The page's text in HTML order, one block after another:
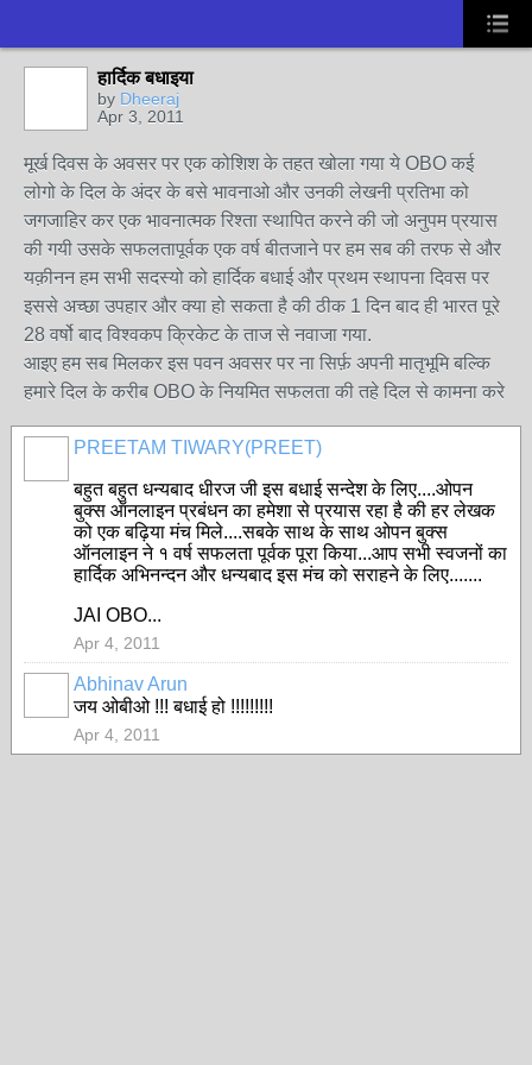
हार्दिक बधाइया
by Dheeraj
Apr 3, 2011
मूर्ख दिवस के अवसर पर एक कोशिश के तहत खोला गया ये OBO कई
लोगो के दिल के अंदर के बसे भावनाओ और उनकी लेखनी प्रतिभा को
जगजाहिर कर एक भावनात्मक रिश्ता स्थापित करने की जो अनुपम प्रयास
की गयी उसके सफलतापूर्वक एक वर्ष बीतजाने पर हम सब की तरफ से और
यक़ीनन हम सभी सदस्यो को हार्दिक बधाई और प्रथम स्थापना दिवस पर
इससे अच्छा उपहार और क्या हो सकता है की ठीक 1 दिन बाद ही भारत पूरे
28 वर्षो बाद विश्वकप क्रिकेट के ताज से नवाजा गया.
आइए हम सब मिलकर इस पवन अवसर पर ना सिर्फ़ अपनी मातृभूमि बल्कि
हमारे दिल के करीब OBO के नियमित सफलता की तहे दिल से कामना करे
PREETAM TIWARY(PREET)
बहुत बहुत धन्यबाद धीरज जी इस बधाई सन्देश के लिए....ओपन
बुक्स ऑनलाइन प्रबंधन का हमेशा से प्रयास रहा है की हर लेखक
को एक बढ़िया मंच मिले....सबके साथ के साथ ओपन बुक्स
ऑनलाइन ने १ वर्ष सफलता पूर्वक पूरा किया...आप सभी स्वजनों का
हार्दिक अभिनन्दन और धन्यबाद इस मंच को सराहने के लिए.......
JAI OBO...
Apr 4, 2011
Abhinav Arun
जय ओबीओ !!! बधाई हो !!!!!!!!!
Apr 4, 2011